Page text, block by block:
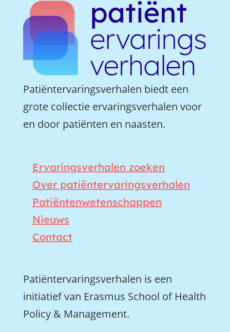
Patiëntervaringsverhalen biedt een
grote collectie ervaringsverhalen voor
en door patiënten en naasten.
Ervaringsverhalen zoeken
Over patiëntervaringsverhalen
Patiëntenwetenschappen
Nieuws
Contact
Patiëntervaringsverhalen is een
initiatief van Erasmus School of Health
Policy & Management.